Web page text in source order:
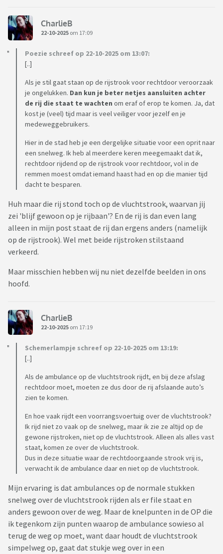
CharlieB
22-10-2025 om 17:09
Poezie schreef op 22-10-2025 om 13:07:
[..]
Als je stil gaat staan op de rijstrook voor rechtdoor veroorzaak
je ongelukken. Dan kun je beter netjes aansluiten achter
de rij die staat te wachten om eraf of erop te komen. Ja, dat
kost je (veel) tijd maar is veel veiliger voor jezelf en je
medeweggebruikers.
Hier in de stad heb je een dergelijke situatie voor een oprit naar
een snelweg. Ik heb al meerdere keren meegemaakt dat ik,
rechtdoor rijdend op de rijstrook voor rechtdoor, vol in de
remmen moest omdat iemand haast had en op die manier tijd
dacht te besparen.
Huh maar die rij stond toch op de vluchtstrook, waarvan jij
zei 'blijf gewoon op je rijbaan'? En de rij is dan even lang
alleen in mijn post staat de rij dan ergens anders (namelijk
op de rijstrook). Wel met beide rijstroken stilstaand
verkeerd.
Maar misschien hebben wij nu niet dezelfde beelden in ons
hoofd.
CharlieB
22-10-2025 om 17:19
Schemerlampje schreef op 22-10-2025 om 13:19:
[..]
Als de ambulance op de vluchtstrook rijdt, en bij deze afslag
rechtdoor moet, moeten ze dus door de rij afslaande auto’s
zien te komen.
En hoe vaak rijdt een voorrangsvoertuig over de vluchtstrook?
Ik rijd niet zo vaak op de snelweg, maar ik zie ze altijd op de
gewone rijstroken, niet op de vluchtstrook. Alleen als alles vast
staat, komen ze over de vluchtstrook.
Dus in deze situatie waar de rechtdoorgaande strook vrij is,
verwacht ik de ambulance daar en niet op de vluchtstrook.
Mijn ervaring is dat ambulances op de normale stukken
snelweg over de vluchtstrook rijden als er file staat en
anders gewoon over de weg. Maar de knelpunten in de OP die
ik tegenkom zijn punten waarop de ambulance sowieso al
terug de weg op moet, want daar houdt de vluchtstrook
simpelweg op, gaat dat stukje weg over in een